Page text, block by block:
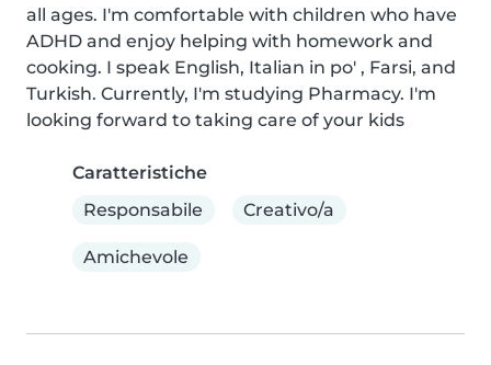
all ages. I'm comfortable with children who have
ADHD and enjoy helping with homework and
cooking. I speak English, Italian in po' , Farsi, and
Turkish. Currently, I'm studying Pharmacy. I'm
looking forward to taking care of your kids
Caratteristiche
Responsabile
Creativo/a
Amichevole